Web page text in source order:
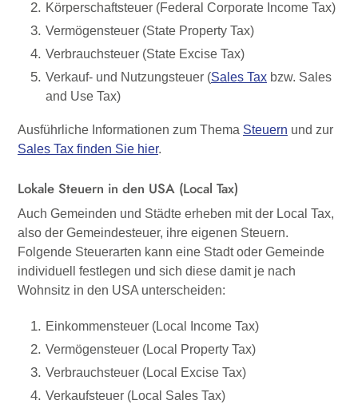
Körperschaftsteuer (Federal Corporate Income Tax)
Vermögensteuer (State Property Tax)
Verbrauchsteuer (State Excise Tax)
Verkauf- und Nutzungsteuer (Sales Tax bzw. Sales
and Use Tax)
Ausführliche Informationen zum Thema Steuern und zur
Sales Tax finden Sie hier.
Lokale Steuern in den USA (Local Tax)
Auch Gemeinden und Städte erheben mit der Local Tax,
also der Gemeindesteuer, ihre eigenen Steuern.
Folgende Steuerarten kann eine Stadt oder Gemeinde
individuell festlegen und sich diese damit je nach
Wohnsitz in den USA unterscheiden:
Einkommensteuer (Local Income Tax)
Vermögensteuer (Local Property Tax)
Verbrauchsteuer (Local Excise Tax)
Verkaufsteuer (Local Sales Tax)